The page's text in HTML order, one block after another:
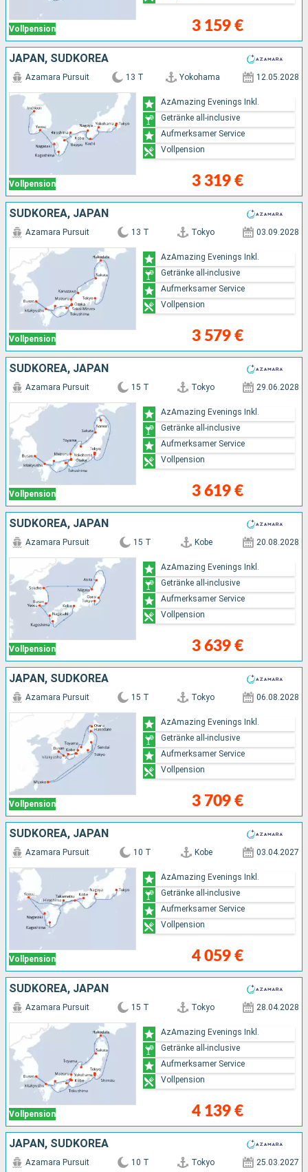
Vollpension 3 159 €
JAPAN, SÜDKOREA
Vollpension
Azamara Pursuit 13 T Yokohama 12.05.2028
3 319 €
AzAmazing Evenings Inkl.
Getränke all-inclusive
Aufmerksamer Service
Vollpension
SÜDKOREA, JAPAN
Vollpension
Azamara Pursuit 13 T Tokyo 03.09.2028
3 579 €
AzAmazing Evenings Inkl.
Getränke all-inclusive
Aufmerksamer Service
Vollpension
SÜDKOREA, JAPAN
Vollpension
Azamara Pursuit 15 T Tokyo 29.06.2028
3 619 €
AzAmazing Evenings Inkl.
Getränke all-inclusive
Aufmerksamer Service
Vollpension
SÜDKOREA, JAPAN
Vollpension
Azamara Pursuit 15 T Kobe 20.08.2028
3 639 €
AzAmazing Evenings Inkl.
Getränke all-inclusive
Aufmerksamer Service
Vollpension
JAPAN, SÜDKOREA
Vollpension
Azamara Pursuit 15 T Tokyo 06.08.2028
3 709 €
AzAmazing Evenings Inkl.
Getränke all-inclusive
Aufmerksamer Service
Vollpension
SÜDKOREA, JAPAN
Vollpension
Azamara Pursuit 10 T Kobe 03.04.2027
4 059 €
AzAmazing Evenings Inkl.
Getränke all-inclusive
Aufmerksamer Service
Vollpension
SÜDKOREA, JAPAN
Vollpension
Azamara Pursuit 15 T Tokyo 28.04.2028
4 139 €
AzAmazing Evenings Inkl.
Getränke all-inclusive
Aufmerksamer Service
Vollpension
JAPAN, SÜDKOREA
Azamara Pursuit 10 T Tokyo 25.03.2027